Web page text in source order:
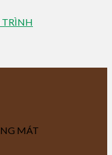
MÁT